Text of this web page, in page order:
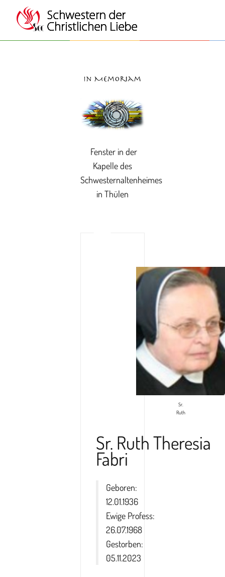
Fenster in der
Kapelle des
Schwesternaltenheimes
in Thülen
Sr.
Ruth
Sr. Ruth Theresia
Fabri
Geboren:
12.01.1936
Ewige Profess:
26.07.1968
Gestorben:
05.11.2023